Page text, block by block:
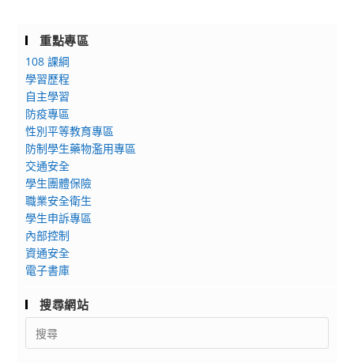
重點專區
108 課綱
學習歷程
自主學習
防疫專區
性別平等教育專區
防制學生藥物濫用專區
交通安全
學生團體保險
職業安全衛生
學生申訴專區
內部控制
資通安全
電子書庫
搜尋網站
Search
for: